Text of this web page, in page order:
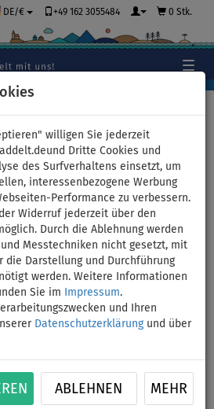
willigen Sie jederzeit
Dritte Cookies und
des Surfverhaltens einsetzt, um
interessenbezogene Werbung
Performance zu verbessern.
Widerruf jederzeit über den
Durch die Ablehnung werden
Messtechniken nicht gesetzt, mit
die Darstellung und Durchführung
werden. Weitere Informationen
Sie im
Impressum.
und Ihren
Datenschutzerklärungund über
ABLEHNEN MEHR
DE/€ +49 162 3055484 0 Stk.
WHITE lycra
M